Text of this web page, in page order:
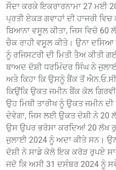
ਸੌਦਾ ਕਰਕੇ ਇਕਰਾਰਨਾਮਾ 27 ਮਈ
ਪ੍ਰਤੀ ਏਕੜ ਗਵਾਹਾਂ ਦੀ ਹਾਜਰੀ
ਬਿਆਨਾ ਵਸੂਲ ਕੀਤਾ, ਜਿਸ ਵਿਚੋ
ਚੈਕ ਰਾਹੀ ਵਸੂਲ ਕੀਤੇ। ਉਨਾ
ਨੂੰ ਰਜਿਸਟਰੀ ਦੀ ਮਿਤੀ ਤੈਅ
ਬਾਅਦ ਦੋਸ਼ੀ ਧਰਮਿੰਦਰ ਸਿੰਘ ਨੇ
ਅਤੇ ਕਿਹਾ ਕਿ ਉਸਨੂੰ ਬੈਂਕ ਤੋਂ
ਕਿਉਂਕਿ ਉਕਤ ਜਮੀਨ ਬੈਂਕ ਕੋਲ
ਉਹ ਮਿਥੀ ਤਾਰੀਖ ਨੂੰ ਉਕਤ ਜਮੀਨ
ਦੇਵੇਗਾ, ਜਿਸ ਲਈ ਉਕਤ ਦੋਸ਼ੀ ਨੇ 20
ਉਸ ਉਪਰ ਭਰੋਸਾ ਕਰਦਿਆਂ 20 ਲੱਖ
ਜੁਲਾਈ 2024 ਨੂੰ ਅਦਾ ਕੀਤੇ ਸਨ।
ਦੋਸ਼ੀ ਨੇ ਸਾਡੇ ਕੋਲੋ ਇਕ ਕਰੋੜ ਰੁਪਏ
ਜਦੋ ਕਿ ਅਸੀ 31 ਦਸੰਬਰ 2024 ਨੂੰ